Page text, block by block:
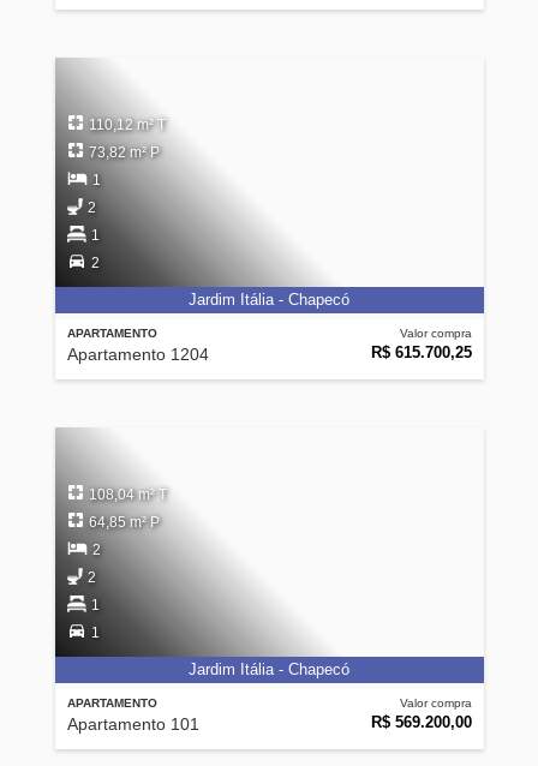
APARTAMENTO
Apartamento 1204
Valor compra
R$ 615.700,25
110,12 m² T
73,82 m² P
1
2
1
2
Jardim Itália - Chapecó
APARTAMENTO
Apartamento 101
Valor compra
R$ 569.200,00
108,04 m² T
64,85 m² P
2
2
1
1
Jardim Itália - Chapecó